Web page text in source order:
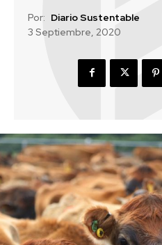
Por: Diario Sustentable
3 Septiembre, 2020